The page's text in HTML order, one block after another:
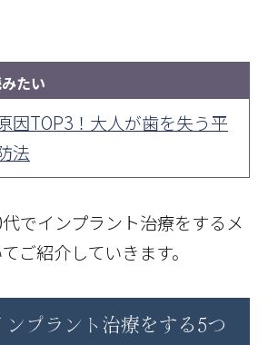
たい
因TOP3！大人が歯を失う平
法
でインプラント治療をするメ
ご紹介していきます。
ンプラント治療をする5つ